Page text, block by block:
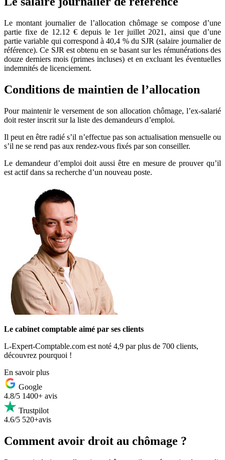
Le montant journalier de l’allocation chômage se compose d’une
partie fixe de 12.12 € depuis le 1er juillet 2021, ainsi que d’une
partie variable qui correspond à 40,4 % du SJR (salaire journalier de
référence). Ce SJR est obtenu en se basant sur les rémunérations des
douze derniers mois (primes incluses) et en excluant les éventuelles
indemnités de licenciement.
Conditions de maintien de l’allocation
Pour maintenir le versement de son allocation chômage, l’ex-salarié
doit rester inscrit sur la liste des demandeurs d’emploi.
Il peut en être radié s’il n’effectue pas son actualisation mensuelle ou
s’il ne se rend pas aux rendez-vous fixés par son conseiller.
Le demandeur d’emploi doit aussi être en mesure de prouver qu’il
est actif dans sa recherche d’un nouveau poste.
Le cabinet comptable aimé par ses clients
L-Expert-Comptable.com est noté 4,9 par plus de 700 clients,
découvrez pourquoi !
En savoir plus
Google
4.8/5 1400+ avis
Trustpilot
4.6/5 520+avis
Comment avoir droit au chômage ?